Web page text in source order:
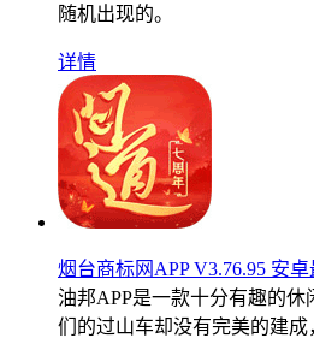
随机出现的。
详情
烟台商标网APP V3.76.95 安
油邦APP是一款十分有趣的
们的过山车却没有完美的建